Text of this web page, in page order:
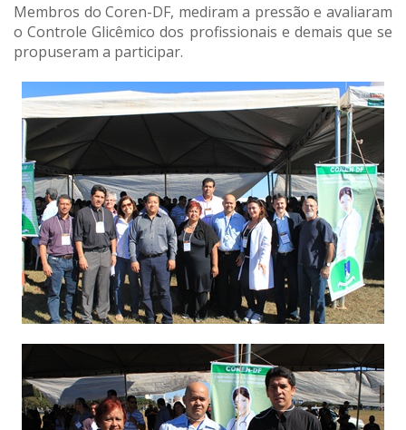
Membros do Coren-DF, mediram a pressão e avaliaram
o Controle Glicêmico dos profissionais e demais que se
propuseram a participar.